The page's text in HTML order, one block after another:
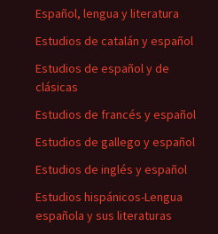
Español, lengua y literatura
Estudios de catalán y español
Estudios de español y de
clásicas
Estudios de francés y español
Estudios de gallego y español
Estudios de inglés y español
Estudios hispánicos-Lengua
española y sus literaturas